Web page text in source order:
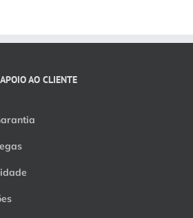
APOIO AO CLIENTE